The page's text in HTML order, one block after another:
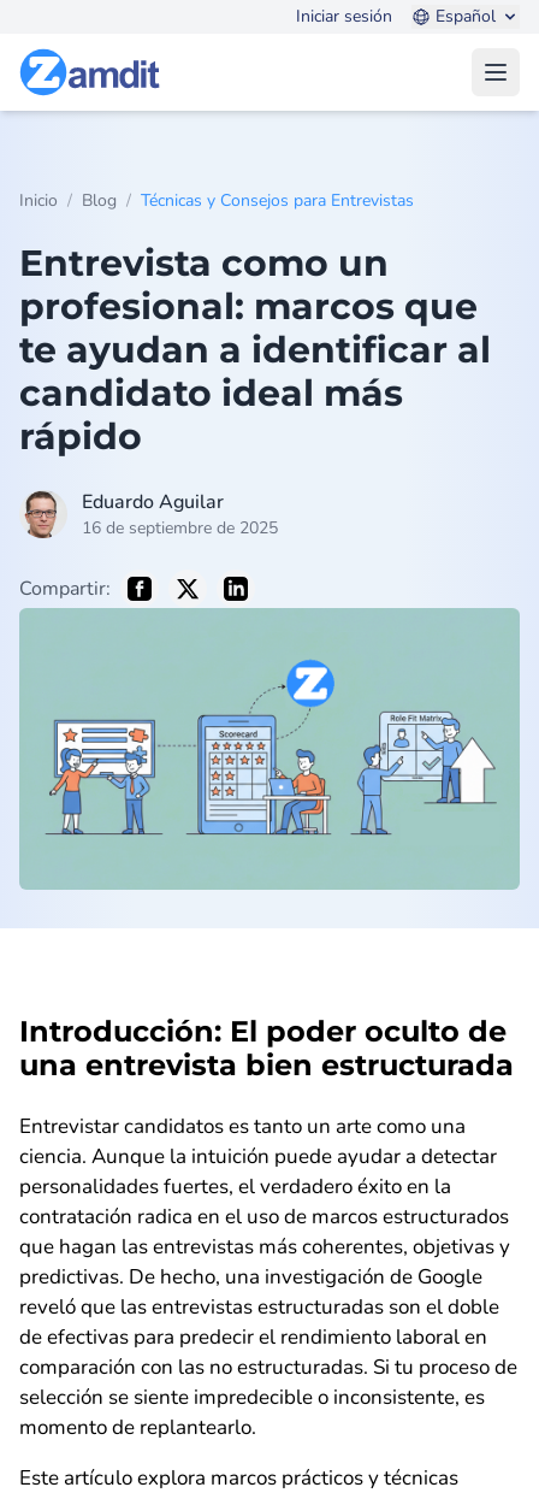
Iniciar sesión Español
Inicio / Blog / Técnicas y Consejos para Entrevistas
Entrevista como un
profesional: marcos que
te ayudan a identificar al
candidato ideal más
rápido
Eduardo Aguilar
16 de septiembre de 2025
Compartir:
Introducción: El poder oculto de
una entrevista bien estructurada
Entrevistar candidatos es tanto un arte como una
ciencia. Aunque la intuición puede ayudar a detectar
personalidades fuertes, el verdadero éxito en la
contratación radica en el uso de marcos estructurados
que hagan las entrevistas más coherentes, objetivas y
predictivas. De hecho, una investigación de Google
reveló que las entrevistas estructuradas son el doble
de efectivas para predecir el rendimiento laboral en
comparación con las no estructuradas. Si tu proceso de
selección se siente impredecible o inconsistente, es
momento de replantearlo.
Este artículo explora marcos prácticos y técnicas